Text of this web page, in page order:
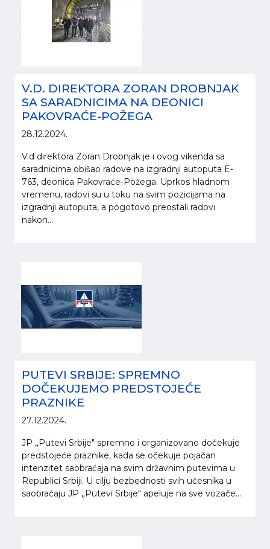
V.D. DIREKTORA ZORAN DROBNJAK
SA SARADNICIMA NA DEONICI
PAKOVRAĆE-POŽEGA
28.12.2024.
V.d direktora Zoran Drobnjak je i ovog vikenda sa
saradnicima obišao radove na izgradnji autoputa E-
763, deonica Pakovraće-Požega. Uprkos hladnom
vremenu, radovi su u toku na svim pozicijama na
izgradnji autoputa, a pogotovo preostali radovi
nakon...
PUTEVI SRBIJE: SPREMNO
DOČEKUJEMO PREDSTOJEĆE
PRAZNIKE
27.12.2024.
JP „Putevi Srbije" spremno i organizovano dočekuje
predstojeće praznike, kada se očekuje pojačan
intenzitet saobraćaja na svim državnim putevima u
Republici Srbiji. U cilju bezbednosti svih učesnika u
saobraćaju JP „Putevi Srbije“ apeluje na sve vozače...